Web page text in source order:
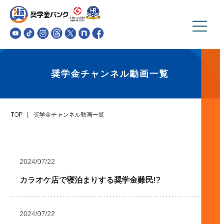
奨学金チャンネル動画一覧
TOP 奨学金チャンネル動画一覧
2024/07/22
カラオケ店で寝泊まりする奨学金難民!?
2024/07/22